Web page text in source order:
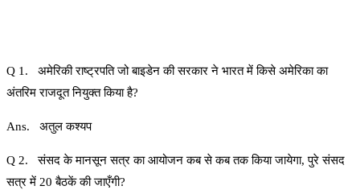
Q 1. अमेरिकी राष्ट्रपति जो बाइडेन की सरकार ने भारत में किसे अमेरिका का
अंतरिम राजदूत नियुक्त किया है?
Ans. अतुल कश्यप
Q 2. संसद के मानसून सत्र का आयोजन कब से कब तक किया जायेगा, पुरे संसद
सत्र में 20 बैठकें की जाएँगी?